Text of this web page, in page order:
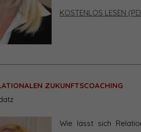
KOSTENLOS LESEN
ZUKUNFTSCOACHING
Wie lässt sich